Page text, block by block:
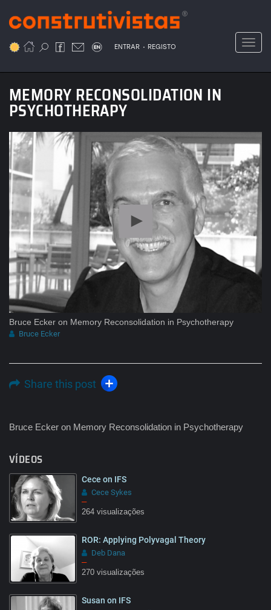
para
conteúdo
ENTRAR . REGISTO
MEMORY RECONSOLIDATION IN
PSYCHOTHERAPY
Bruce Ecker on Memory Reconsolidation in Psychotherapy
Bruce Ecker
Share this post
Bruce Ecker on Memory Reconsolidation in Psychotherapy
VÍDEOS
Cece on IFS
Cece Sykes
–
264 visualizações
ROR: Applying Polyvagal Theory
Deb Dana
–
270 visualizações
Susan on IFS